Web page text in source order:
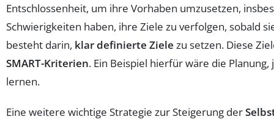
Entschlossenheit, um ihre Vorhaben umzusetzen,
Schwierigkeiten haben, ihre Ziele zu verfolgen, sobald
besteht darin, klar definierte Ziele zu setzen. Diese
SMART-Kriterien. Ein Beispiel hierfür wäre die
lernen.
Eine weitere wichtige Strategie zur Steigerung der